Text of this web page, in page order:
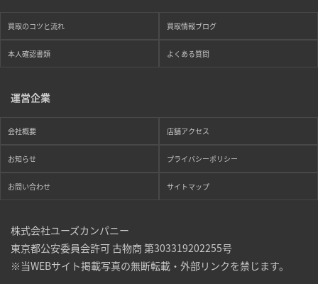
買取のコツと流れ 買取情報ブログ
本人確認書類 よくある質問
運営企業
会社概要 店舗アクセス
お知らせ プライバシーポリシー
お問い合わせ サイトマップ
株式会社ユーズカンパニー
東京都公安委員会許可 古物商 第303319202255号
※当WEBサイト掲載写真の無断転載・外部リンクを禁じます。